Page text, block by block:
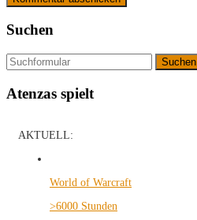
Suchen
Suchen
Atenzas spielt
AKTUELL:
World of Warcraft
>6000 Stunden